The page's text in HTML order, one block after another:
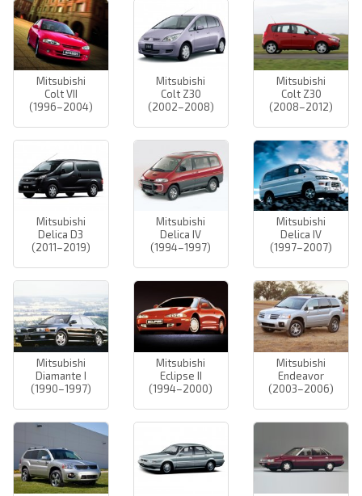
Mitsubishi
Colt VII
(1996–2004)
Mitsubishi
Colt Z30
(2002–2008)
Mitsubishi
Colt Z30
(2008–2012)
Mitsubishi
Delica D3
(2011–2019)
Mitsubishi
Delica IV
(1994–1997)
Mitsubishi
Delica IV
(1997–2007)
Mitsubishi
Diamante I
(1990–1997)
Mitsubishi
Eclipse II
(1994–2000)
Mitsubishi
Endeavor
(2003–2006)